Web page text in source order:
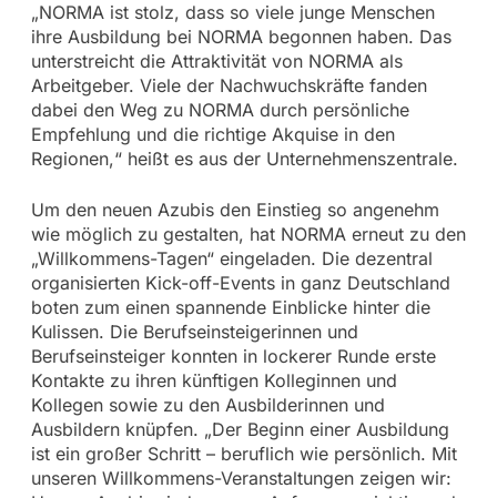
„NORMA ist stolz, dass so viele junge Menschen
ihre Ausbildung bei NORMA begonnen haben. Das
unterstreicht die Attraktivität von NORMA als
Arbeitgeber. Viele der Nachwuchskräfte fanden
dabei den Weg zu NORMA durch persönliche
Empfehlung und die richtige Akquise in den
Regionen,“ heißt es aus der Unternehmenszentrale.
Um den neuen Azubis den Einstieg so angenehm
wie möglich zu gestalten, hat NORMA erneut zu den
„Willkommens-Tagen“ eingeladen. Die dezentral
organisierten Kick-off-Events in ganz Deutschland
boten zum einen spannende Einblicke hinter die
Kulissen. Die Berufseinsteigerinnen und
Berufseinsteiger konnten in lockerer Runde erste
Kontakte zu ihren künftigen Kolleginnen und
Kollegen sowie zu den Ausbilderinnen und
Ausbildern knüpfen. „Der Beginn einer Ausbildung
ist ein großer Schritt – beruflich wie persönlich. Mit
unseren Willkommens-Veranstaltungen zeigen wir: